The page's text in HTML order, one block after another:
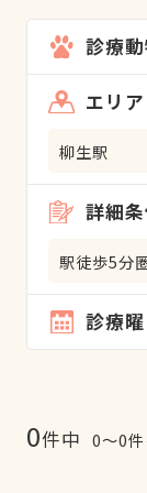
診療
エリ
柳生駅
詳細
駅徒歩5分
診療曜
0件中 0〜0